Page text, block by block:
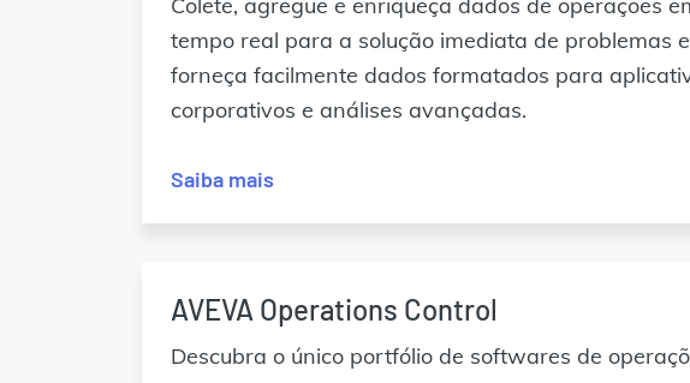
tempo real para a solução imediata de problemas e
forneça facilmente dados formatados para
corporativos e análises avançadas.
Saiba mais
AVEVA Operations Control
Descubra o único portfólio de softwares de